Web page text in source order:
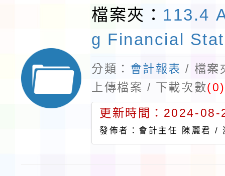
檔案夾： 113.4
g Financial
分類： 會計報表 / 檔案
上傳檔案 / 下載次數(0)
更新時間：2024-
發佈者：會計主任 陳麗君 /